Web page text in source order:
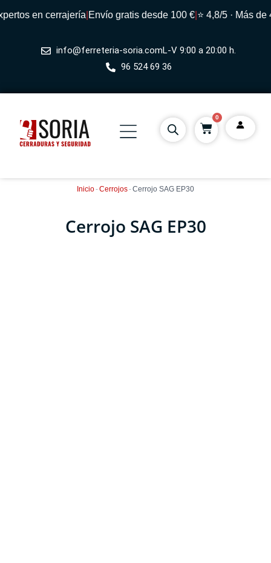
en cerrajería|Envío gratis desde 100 €| ⭐ 4,8/5 · Más de
info@ferreteria-soria.comL-V 9:00 a 20:00 h.
96 524 69 36
0
Inicio-Cerrojos-Cerrojo SAG EP30
Cerrojo SAG EP30